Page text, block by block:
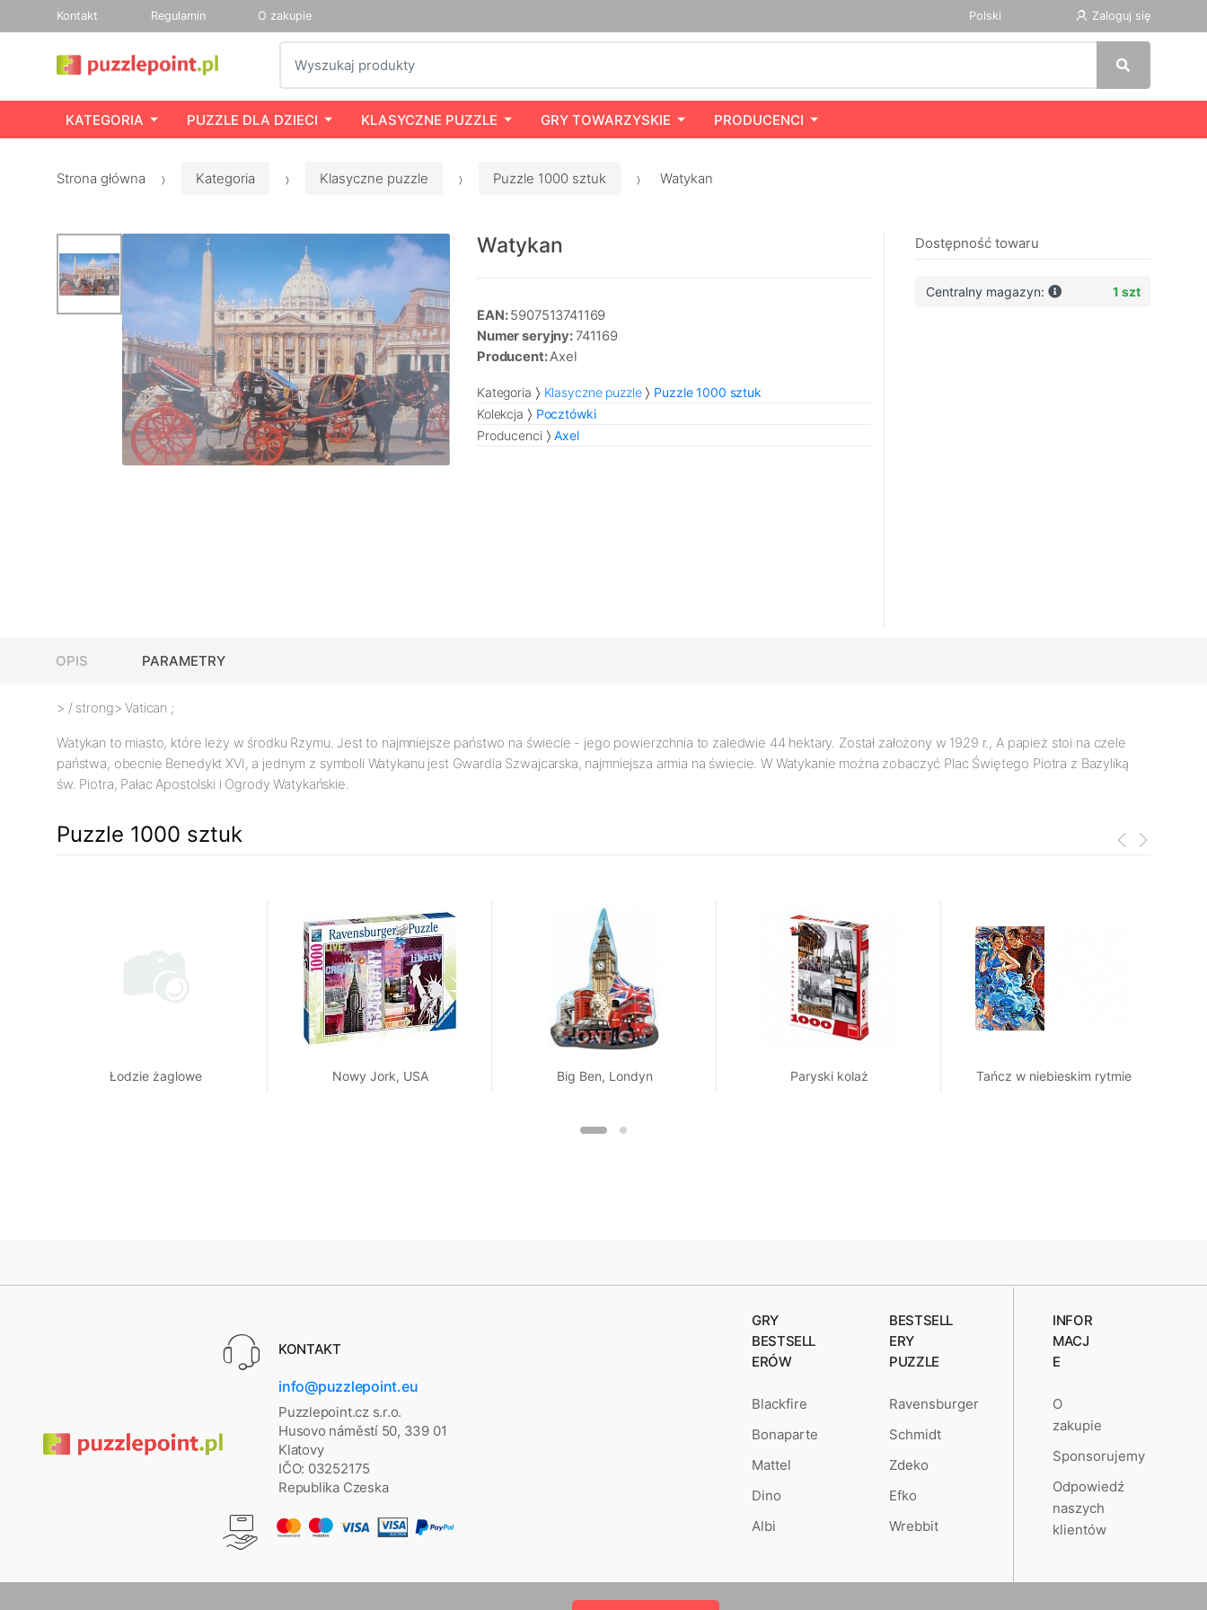
Kontakt Regulamin O zakupie Polski Zaloguj się
KATEGORIA PUZZLE DLA DZIECI KLASYCZNE PUZZLE GRY TOWARZYSKIE PRODUCENCI
Strona główna Kategoria Klasyczne puzzle Puzzle 1000 sztuk Watykan
Watykan
EAN:5907513741169
Numer seryjny:741169
Producent:Axel
Kategoria Klasyczne puzzle
Puzzle 1000 sztuk
Kolekcja
Pocztówki
Producenci
Axel
Dostępność towaru
Centralny magazyn: 1 szt
OPIS PARAMETRY
> / strong> Vatican ;
Watykan to miasto, które leży w środku Rzymu. Jest to najmniejsze państwo na świecie - jego powierzchnia to zaledwie 44 hektary. Został założony w 1929 r., A papież stoi na czele
państwa, obecnie Benedykt XVI, a jednym z symboli Watykanu jest Gwardia Szwajcarska, najmniejsza armia na świecie. W Watykanie można zobaczyć Plac Świętego Piotra z Bazyliką
św. Piotra, Pałac Apostolski i Ogrody Watykańskie.
Puzzle 1000 sztuk
Łodzie żaglowe Nowy Jork, USA Big Ben, Londyn Paryski kolaż Tańcz w niebieskim rytmie
KONTAKT
info@puzzlepoint.eu
Puzzlepoint.cz s.r.o.
Husovo náměstí 50, 339 01
Klatovy
IČO: 03252175
Republika Czeska
GRY
BESTSELL
ERÓW
Blackfire
Bonaparte
Mattel
Dino
Albi
BESTSELL
ERY
PUZZLE
Ravensburger
Schmidt
Zdeko
Efko
Wrebbit
INFOR
MACJ
E
O
zakupie
Sponsorujemy
Odpowiedź
naszych
klientów